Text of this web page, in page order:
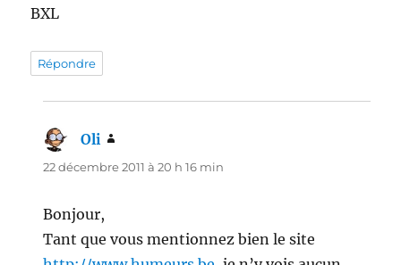
BXL
Répondre
Oli
22 décembre 2011 à 20 h 16 min
Bonjour,
Tant que vous mentionnez bien le site